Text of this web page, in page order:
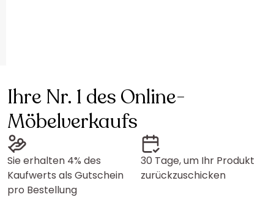
Ihre Nr. 1 des Online-
Möbelverkaufs
Sie erhalten 4% des
Kaufwerts als Gutschein
pro Bestellung
30 Tage, um Ihr Produkt
zurückzuschicken